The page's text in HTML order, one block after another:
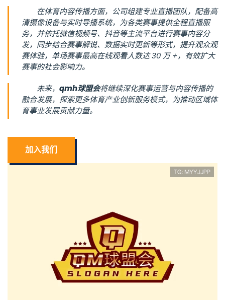
在体育内容传播方面，公司组建专业直播团队，配备高
清摄像设备与实时导播系统，为各类赛事提供全程直播服
务，并依托微信视频号、抖音等主流平台进行赛事内容分
发，同步结合赛事解说、数据实时更新等形式，提升观众观
赛体验，单场赛事最高在线观看人数达 30 万 +，有效扩大
赛事的社会影响力。
未来， qmh球盟会将继续深化赛事运营与内容传播的
融合发展，探索更多体育产业创新服务模式，为推动区域体
育事业发展贡献力量。
加入我们